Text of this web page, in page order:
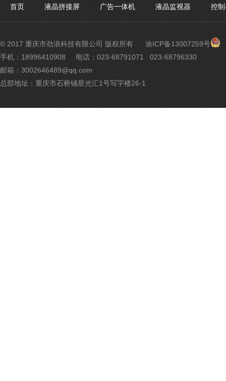
首页 液晶拼接屏 广告一体机 液晶监视器 控
© 2017 重庆市劲浪科技有限公司 版权所有 渝ICP备13007259号 渝
手机：18996410908
电话：023-68791071 023-68796330
邮箱：3002646489@qq.com
总部地址：重庆市石桥铺星光汇1号写字楼26-1